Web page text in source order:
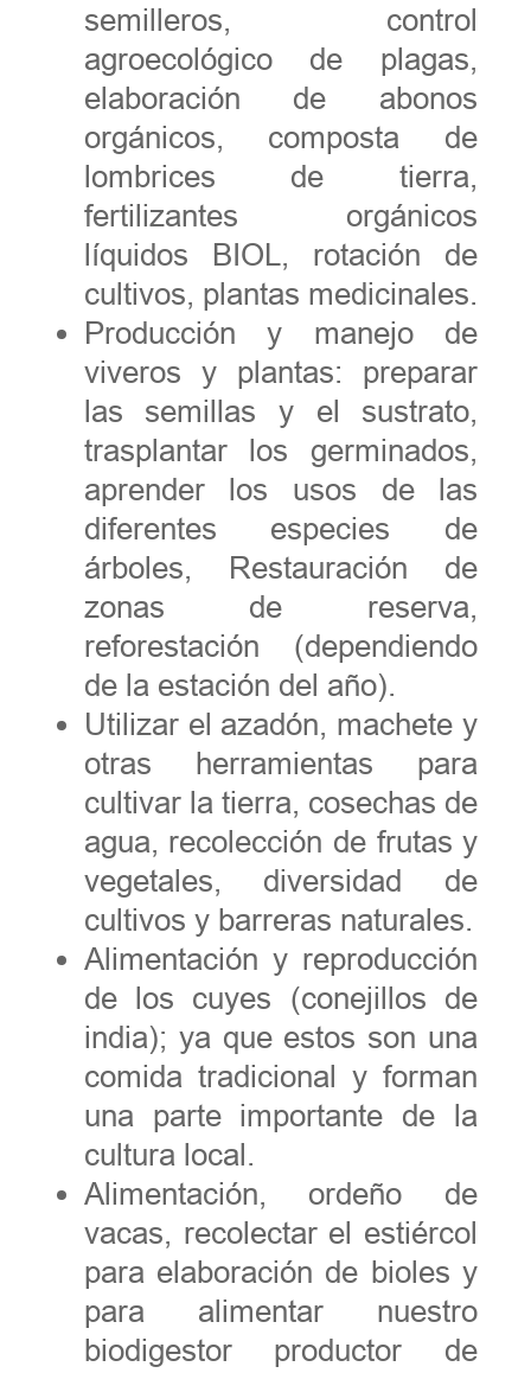
semilleros, control
agroecológico de plagas,
elaboración de abonos
orgánicos, composta de
lombrices de tierra,
fertilizantes orgánicos
líquidos BIOL, rotación de
cultivos, plantas medicinales.
Producción y manejo de
viveros y plantas: preparar
las semillas y el sustrato,
trasplantar los germinados,
aprender los usos de las
diferentes especies de
árboles, Restauración de
zonas de reserva,
reforestación (dependiendo
de la estación del año).
Utilizar el azadón, machete y
otras herramientas para
cultivar la tierra, cosechas de
agua, recolección de frutas y
vegetales, diversidad de
cultivos y barreras naturales.
Alimentación y reproducción
de los cuyes (conejillos de
india); ya que estos son una
comida tradicional y forman
una parte importante de la
cultura local.
Alimentación, ordeño de
vacas, recolectar el estiércol
para elaboración de bioles y
para alimentar nuestro
biodigestor productor de